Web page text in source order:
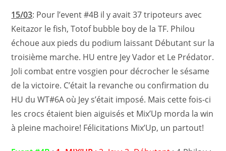
15/03: Pour l’event #4B il y avait 37 tripoteurs avec
Keitazor le fish, Totof bubble boy de la TF. Philou
échoue aux pieds du podium laissant Débutant sur la
troisième marche. HU entre Jey Vador et Le Prédator.
Joli combat entre vosgien pour décrocher le sésame
de la victoire. C’était la revanche ou confirmation du
HU du WT#6A où Jey s’était imposé. Mais cette fois-ci
les crocs étaient bien aiguisés et Mix’Up morda la win
à pleine machoire! Félicitations Mix’Up, un partout!